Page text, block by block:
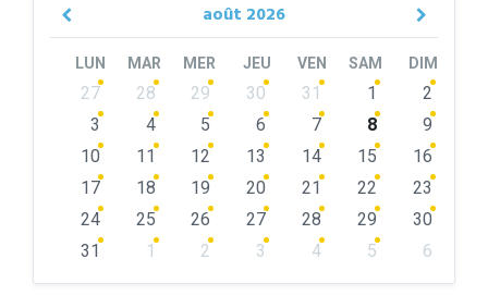
août 2026
Previous
LUN MAR MER JEU VEN SAM DIM
Skip
calendar
27 28 29 30 31 1
2
3
4 5 6 7 8
9
10
11 12 13 14 15
16
17
18 19 20 21 22
23
24
25 26 27 28 29
30
31
1 2 3 4 5
6